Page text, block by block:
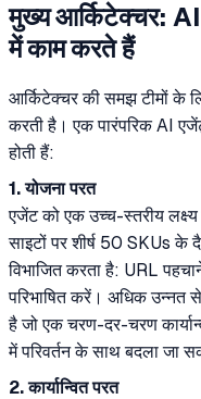
मुख्य आर्किटेक्चर:
में काम करते हैं
आर्किटेक्चर की समझ टीमों के
करती है। एक पारंपरिक AI
होती हैं:
1. योजना परत
एजेंट को एक उच्च-स्तरीय लक्ष्य
साइटों पर शीर्ष 50 SKUs के
विभाजित करता है: URL
परिभाषित करें। अधिक उन्नत
है जो एक चरण-दर-चरण
में परिवर्तन के साथ बदला जा
2. कार्यान्वित परत